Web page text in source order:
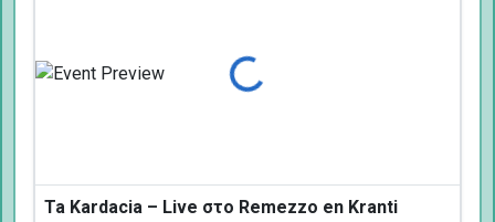
Φόρτωση...
Ta Kardacia – Live στο Remezzo en Kranti